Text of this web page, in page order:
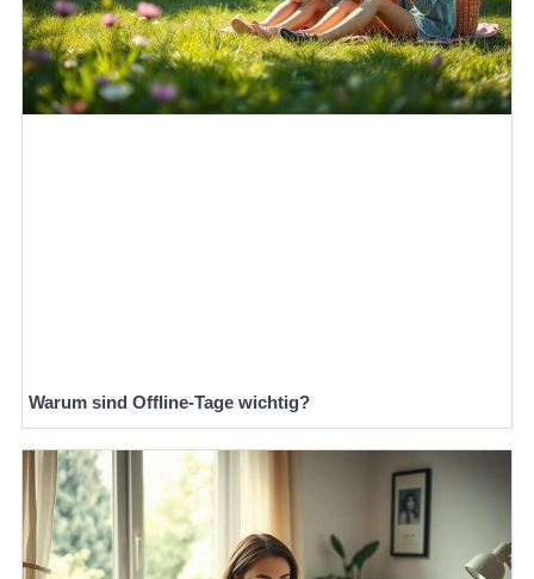
Warum sind Offline-Tage wichtig?